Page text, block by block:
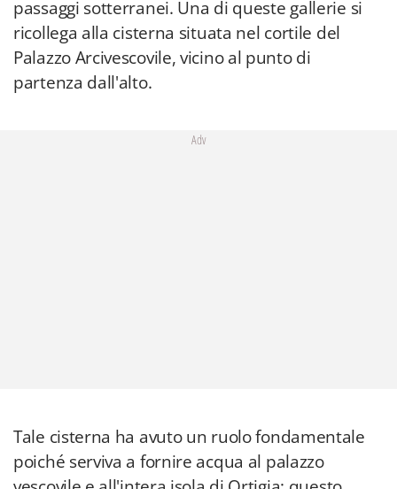
passaggi sotterranei. Una di queste gallerie si
ricollega alla cisterna situata nel cortile del
Palazzo Arcivescovile, vicino al punto di
partenza dall'alto.
Adv
Tale cisterna ha avuto un ruolo fondamentale
poiché serviva a fornire acqua al palazzo